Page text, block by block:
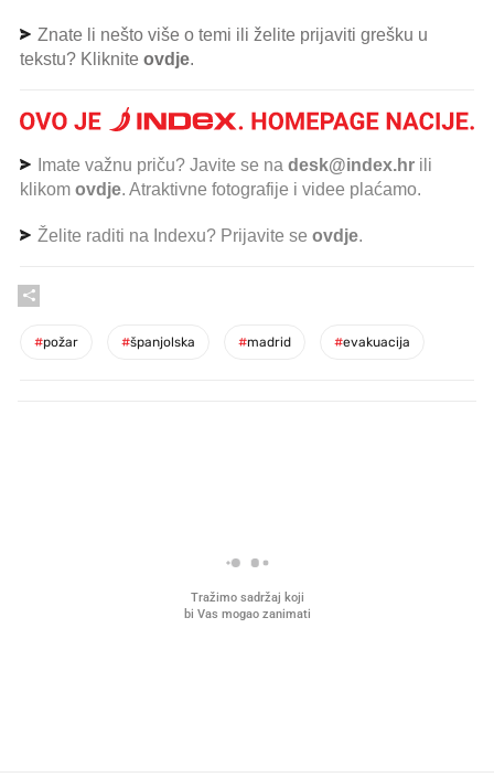
Znate li nešto više o temi ili želite prijaviti grešku u
tekstu? Kliknite ovdje.
Imate važnu priču? Javite se na desk@index.hr ili
klikom ovdje. Atraktivne fotografije i videe plaćamo.
Želite raditi na Indexu? Prijavite se ovdje.
#požar #španjolska #madrid #evakuacija